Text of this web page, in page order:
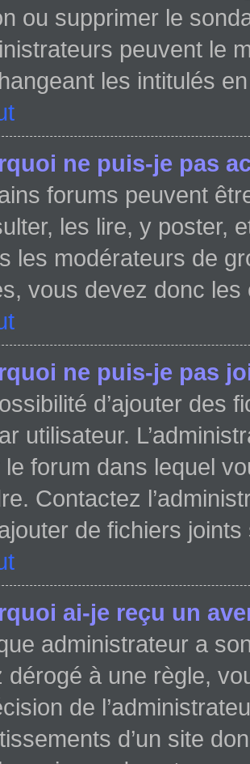
ou supprimer le
peuvent le
les intitulés
ne puis-je pas
forums peuvent
les lire, y poster,
les modérateurs de
vous devez donc les
ne puis-je pas
d’ajouter des
utilisateur.
le forum dans lequel
Contactez
de fichiers
ai-je reçu un
administrateur a
dérogé à une règle,
de
d’un site